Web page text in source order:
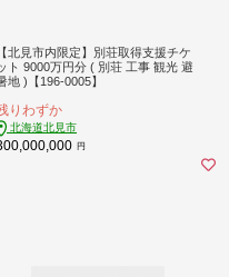
【北見市内限定】別荘取得支援チケ
ト 9000万円分 ( 別荘 工事 観光 避
地 )【196-0005】
りわずか
北海道北見市
円